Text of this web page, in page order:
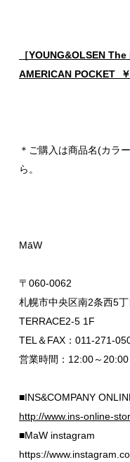
［YOUNG&OLSEN
AMERICAN POCKET
＊ご購入は商品名(カラ
ら。
MāW
〒060-0062
札幌市中央区南2条西5丁
TERRACE2-5 1F
TEL＆FAX：011-271-
営業時間：12:00～20:00
■INS&COMPANY
http://www.ins-online-
■MaW instagram
https://